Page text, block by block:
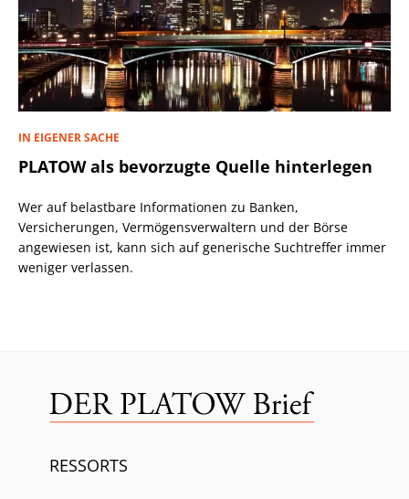
IN EIGENER SACHE
PLATOW als bevorzugte Quelle hinterlegen
Wer auf belastbare Informationen zu Banken,
Versicherungen, Vermögensverwaltern und der Börse
angewiesen ist, kann sich auf generische Suchtreffer immer
weniger verlassen.
RESSORTS